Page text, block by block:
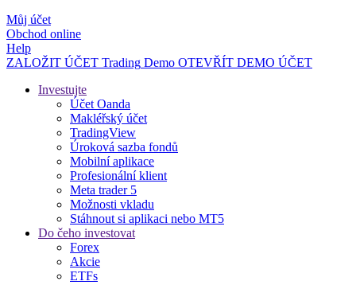
Můj účet
Obchod online
Help
ZALOŽIT ÚČET Trading Demo OTEVŘÍT DEMO ÚČET
Investujte
Účet Oanda
Makléřský účet
TradingView
Úroková sazba fondů
Mobilní aplikace
Profesionální klient
Meta trader 5
Možnosti vkladu
Stáhnout si aplikaci nebo MT5
Do čeho investovat
Forex
Akcie
ETFs